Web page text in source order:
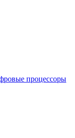
процессоры